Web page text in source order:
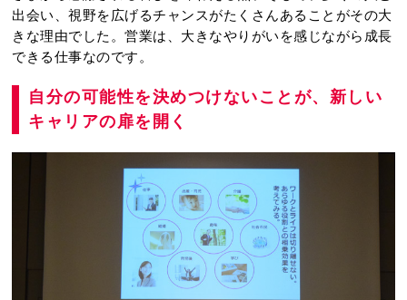
出会い、視野を広げるチャンスがたくさんあることがその大
きな理由でした。営業は、大きなやりがいを感じながら成長
できる仕事なのです。
自分の可能性を決めつけないことが、新しい
キャリアの扉を開く